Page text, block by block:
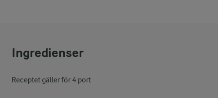
Ingredienser
Receptet gäller för 4 port